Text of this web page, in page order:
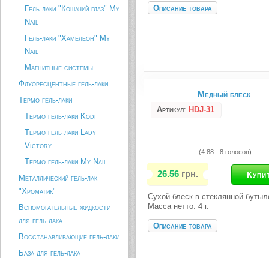
Гель лаки "Кошачий глаз" My
Nail
Гель-лаки "Хамелеон" My
Nail
Магнитные системы
Флуоресцентные гель-лаки
Термо гель-лаки
Термо гель-лаки Kodi
Термо гель-лаки Lady
Victory
Термо гель-лаки My Nail
Металлический гель-лак
"Хроматик"
Вспомогательные жидкости
для гель-лака
Восстанавливающие гель-лаки
База для гель-лака
Описание товара
Медный блеск
Артикул: HDJ-31
(4.88 - 8 голосов)
26.56 грн.
Сухой блеск в стеклянной
Масса нетто: 4 г.
Описание товара